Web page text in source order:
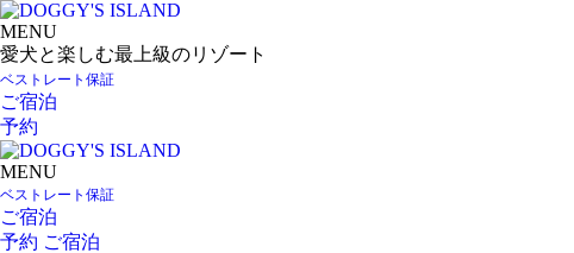
MENU
愛犬と楽しむ最上級のリゾート
ベストレート保証
ご宿泊
予約
MENU
ベストレート保証
ご宿泊
予約 ご宿泊